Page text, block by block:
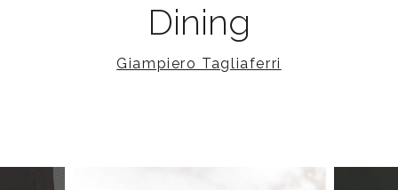
Dining
Giampiero Tagliaferri